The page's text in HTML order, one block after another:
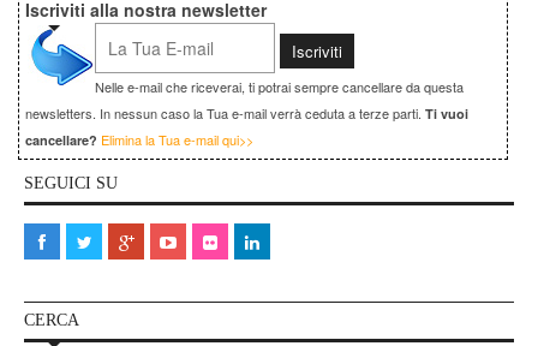
Iscriviti alla nostra newsletter
Nelle e-mail che riceverai, ti potrai sempre cancellare da questa
newsletters. In nessun caso la Tua e-mail verrà ceduta a terze parti. Ti vuoi
cancellare? Elimina la Tua e-mail qui>>
SEGUICI SU
CERCA